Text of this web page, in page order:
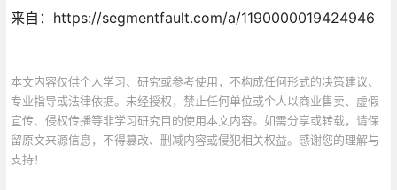
来自：https://segmentfault.com/a/1190000019424946
本文内容仅供个人学习、研究或参考使用，不构成任何形式的决策建议、
专业指导或法律依据。未经授权，禁止任何单位或个人以商业售卖、虚假
宣传、侵权传播等非学习研究目的使用本文内容。如需分享或转载，请保
留原文来源信息，不得篡改、删减内容或侵犯相关权益。感谢您的理解与
支持！